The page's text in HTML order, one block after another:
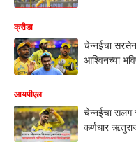
क्रीडा
चेन्नईचा
आश्विनच्या
आयपीएल
चेन्नईचा सलग
कर्णधार